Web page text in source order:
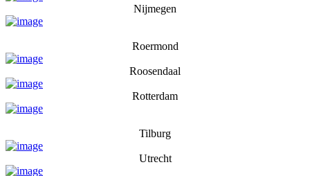
Nijmegen
Roermond
Roosendaal
Rotterdam
Tilburg
Utrecht